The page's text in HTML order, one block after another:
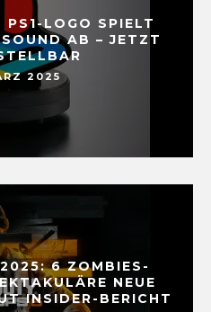
LOGO SPIELT
AB – JETZT
2025
6 ZOMBIES-
NEUE
INSIDER-BERICHT